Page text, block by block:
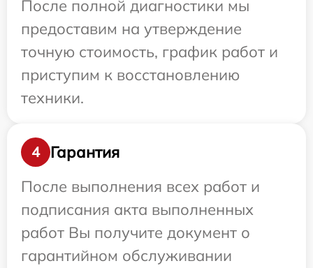
После полной диагностики мы
предоставим на утверждение
точную стоимость, график работ и
приступим к восстановлению
техники.
4
Гарантия
После выполнения всех работ и
подписания акта выполненных
работ Вы получите документ о
гарантийном обслуживании